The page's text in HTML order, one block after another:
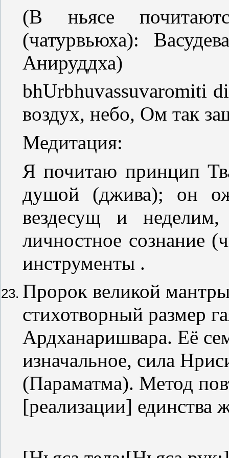
(В ньясе
(чатурвьюха):
Анируддха)
bhUrbhuvassuvaromiti
воздух, небо, Ом так
Медитация:
Я почитаю принцип
душой (джива); он
вездесущ и неделим,
личностное сознание
инструменты .
Пророк великой
стихотворный размер
Ардханаришвара. Её
изначальное, сила
(Параматма). Метод
[реализации]